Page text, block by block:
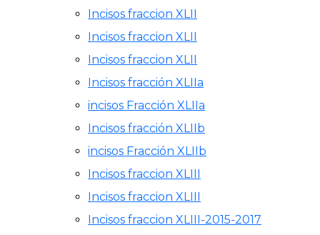
Incisos fraccion XLII
Incisos fraccion XLII
Incisos fraccion XLII
Incisos fracción XLIIa
incisos Fracción XLIIa
Incisos fracción XLIIb
incisos Fracción XLIIb
Incisos fraccion XLIII
Incisos fraccion XLIII
Incisos fraccion XLIII-2015-2017